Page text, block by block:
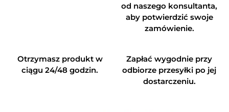
od naszego konsultanta,
aby potwierdzić swoje
zamówienie.
Otrzymasz produkt w
ciągu 24/48 godzin.
Zapłać wygodnie przy
odbiorze przesyłki po jej
dostarczeniu.